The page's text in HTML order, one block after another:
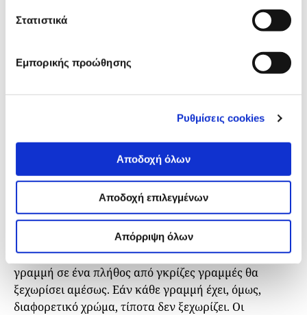
Στατιστικά
Εμπορικής προώθησης
Ρυθμίσεις cookies
Αποδοχή όλων
Αποδοχή επιλεγμένων
Απόρριψη όλων
πρόκειται για ένα σχήμα ελαφρώς μεγαλύτερου
Εικόνα: Στιγμιότυπο οθόνης από διαδικτυακό
σεμινάριο του Τζον Μπερν-Μέρντοχ
Σε ένα γράφημα, αυτό σημαίνει ότι μια κόκκινη
γραμμή σε ένα πλήθος από γκρίζες γραμμές θα
ξεχωρίσει αμέσως. Εάν κάθε γραμμή έχει, όμως,
διαφορετικό χρώμα, τίποτα δεν ξεχωρίζει. Οι